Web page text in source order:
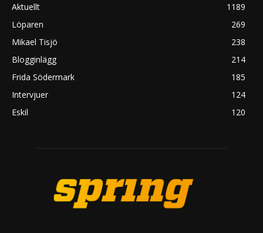
Aktuellt
1189
Löparen
269
Mikael Tisjö
238
Blogginlägg
214
Frida Södermark
185
Intervjuer
124
Eskil
120